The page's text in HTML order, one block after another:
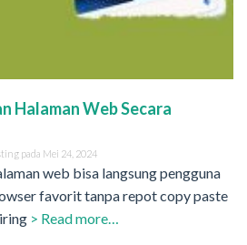
Halaman Web Secara
pada Mei 24, 2024
web bisa langsung pengguna
favorit tanpa repot copy paste
> Read more…